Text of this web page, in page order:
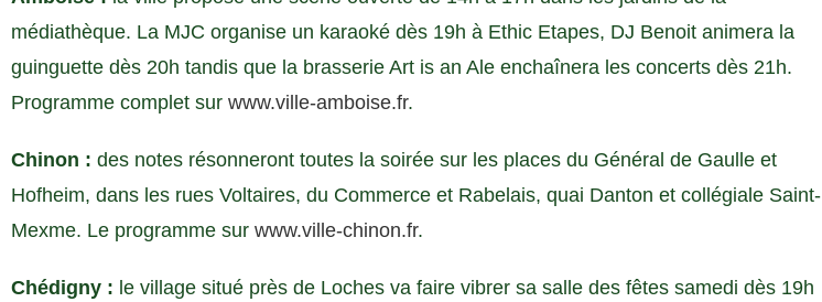
médiathèque. La MJC organise un karaoké dès 19h à Ethic Etapes, DJ Benoit animera la
guinguette dès 20h tandis que la brasserie Art is an Ale enchaînera les concerts dès 21h.
Programme complet sur www.ville-amboise.fr.
Chinon : des notes résonneront toutes la soirée sur les places du Général de Gaulle et
Hofheim, dans les rues Voltaires, du Commerce et Rabelais, quai Danton et collégiale Saint-
Mexme. Le programme sur www.ville-chinon.fr.
Chédigny : le village situé près de Loches va faire vibrer sa salle des fêtes samedi dès 19h